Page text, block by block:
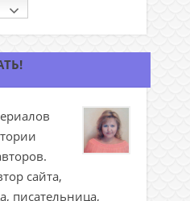
сайта,
писательница,